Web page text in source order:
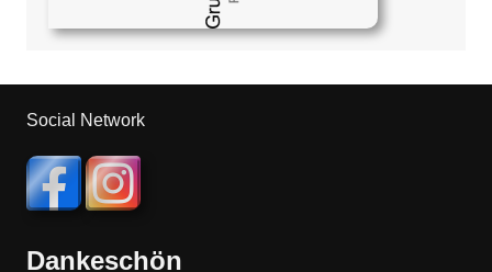
Social Network
Dankeschön